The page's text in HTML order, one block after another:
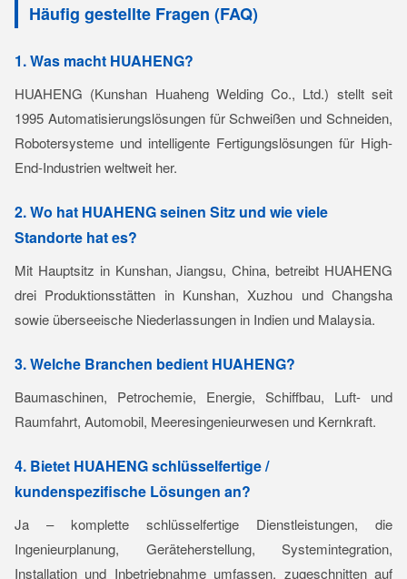
Häufig gestellte Fragen (FAQ)
1. Was macht HUAHENG?
HUAHENG (Kunshan Huaheng Welding Co., Ltd.) stellt seit
1995 Automatisierungslösungen für Schweißen und Schneiden,
Robotersysteme und intelligente Fertigungslösungen für High-
End-Industrien weltweit her.
2. Wo hat HUAHENG seinen Sitz und wie viele
Standorte hat es?
Mit Hauptsitz in Kunshan, Jiangsu, China, betreibt HUAHENG
drei Produktionsstätten in Kunshan, Xuzhou und Changsha
sowie überseeische Niederlassungen in Indien und Malaysia.
3. Welche Branchen bedient HUAHENG?
Baumaschinen, Petrochemie, Energie, Schiffbau, Luft- und
Raumfahrt, Automobil, Meeresingenieurwesen und Kernkraft.
4. Bietet HUAHENG schlüsselfertige /
kundenspezifische Lösungen an?
Ja – komplette schlüsselfertige Dienstleistungen, die
Ingenieurplanung, Geräteherstellung, Systemintegration,
Installation und Inbetriebnahme umfassen, zugeschnitten auf